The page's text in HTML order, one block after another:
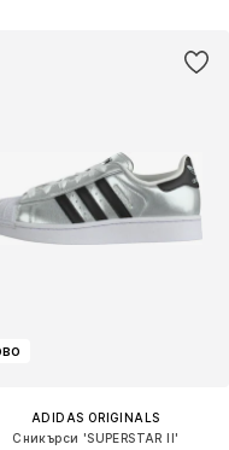
ADIDAS ORIGINALS
Сникърси 'SUPERSTAR II'